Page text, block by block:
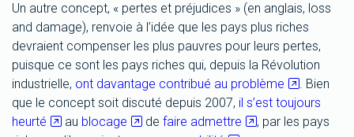
Un autre concept, « pertes et préjudices » (en anglais, loss
and damage), renvoie à l’idée que les pays plus riches
devraient compenser les plus pauvres pour leurs pertes,
puisque ce sont les pays riches qui, depuis la Révolution
industrielle, ont davantage contribué au problème
. Bien
que le concept soit discuté depuis 2007, il s’est toujours
heurté
au blocage de faire admettre
, par les pays